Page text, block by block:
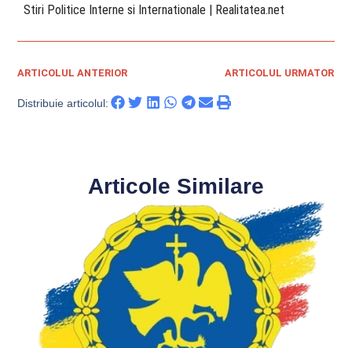
​ Stiri Politice Interne si Internationale | Realitatea.net
ARTICOLUL ANTERIOR ARTICOLUL URMATOR
Distribuie articolul:
Articole Similare